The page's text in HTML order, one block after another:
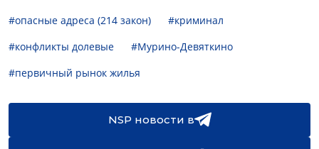
#опасные адреса (214 закон)
#криминал
#конфликты долевые
#Мурино-Девяткино
#первичный рынок жилья
NSP новости в